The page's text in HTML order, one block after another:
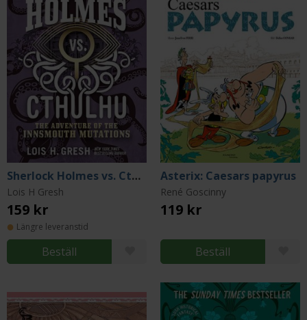
Sherlock Holmes vs. Cthulhu: Adventure of the Innsmouth Mutations
Lois H Gresh
159 kr
Längre leveranstid
Beställ
Asterix: Caesars papyrus
René Goscinny
119 kr
Beställ